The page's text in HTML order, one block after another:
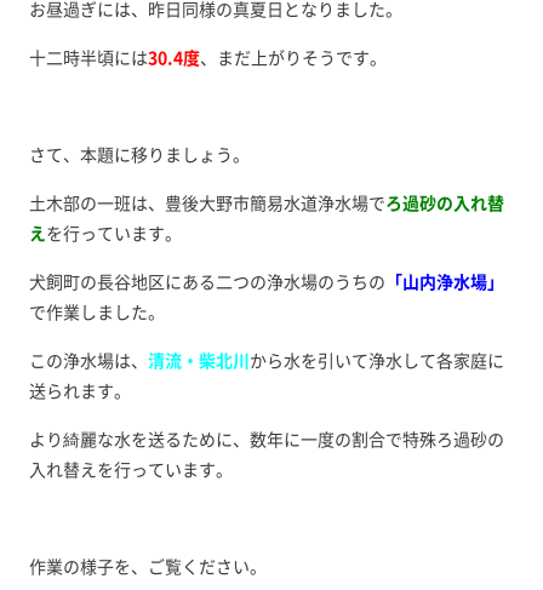
お昼過ぎには、昨日同様の真夏日となりました。
十二時半頃には30.4度、まだ上がりそうです。
さて、本題に移りましょう。
土木部の一班は、豊後大野市簡易水道浄水場でろ過砂の入れ替
え を行っています。
犬飼町の長谷地区にある二つの浄水場のうちの 「山内浄水場」
で作業しました。
この浄水場は、 清流・柴北川 から水を引いて浄水して各家庭に
送られます。
より綺麗な水を送るために、数年に一度の割合で特殊ろ過砂の
入れ替えを行っています。
作業の様子を、ご覧ください。